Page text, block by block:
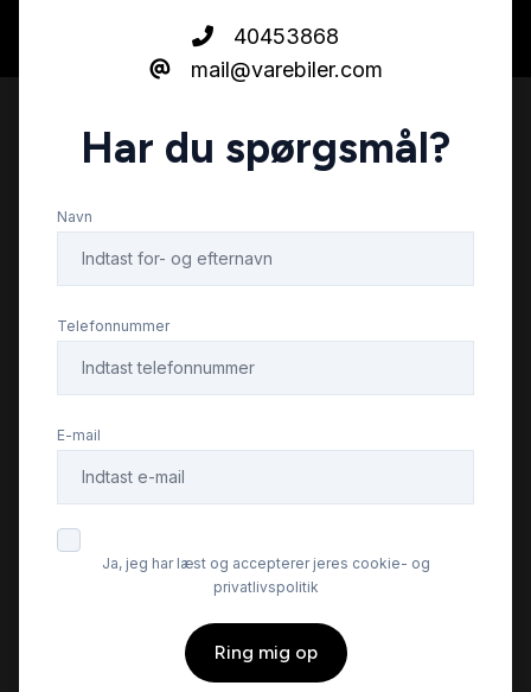
40453868
mail@varebiler.com
Har du spørgsmål?
Navn
Telefonnummer
E-mail
Ja, jeg har læst og accepterer jeres cookie- og
privatlivspolitik
Ring mig op